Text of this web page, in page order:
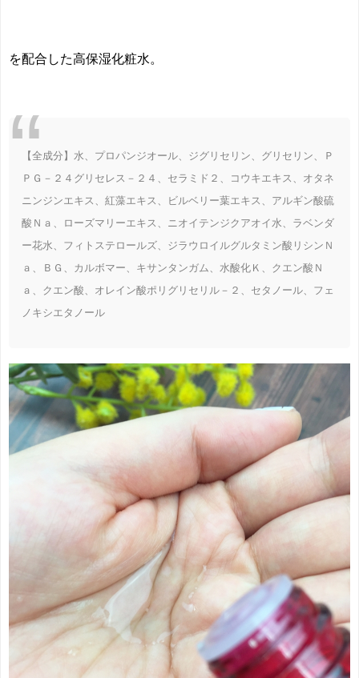
を配合した高保湿化粧水。
【全成分】水、プロパンジオール、ジグリセリン、グリセリン、Ｐ
ＰＧ－２４グリセレス－２４、セラミド２、コウキエキス、オタネ
ニンジンエキス、紅藻エキス、ビルベリー葉エキス、アルギン酸硫
酸Ｎａ、ローズマリーエキス、ニオイテンジクアオイ水、ラベンダ
ー花水、フィトステロールズ、ジラウロイルグルタミン酸リシンＮ
ａ、ＢＧ、カルボマー、キサンタンガム、水酸化Ｋ、クエン酸Ｎ
ａ、クエン酸、オレイン酸ポリグリセリル－２、セタノール、フェ
ノキシエタノール